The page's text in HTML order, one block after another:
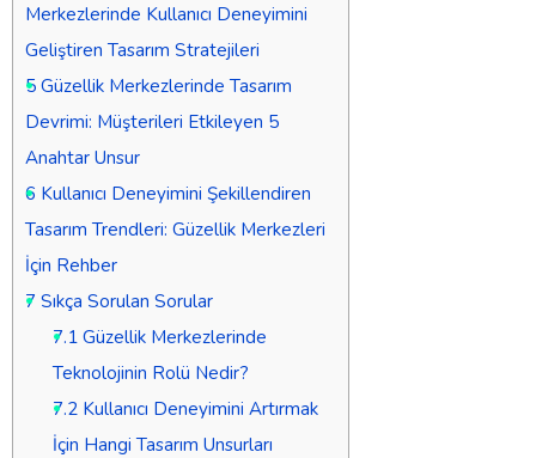
Merkezlerinde Kullanıcı Deneyimini
Geliştiren Tasarım Stratejileri
5 Güzellik Merkezlerinde Tasarım
Devrimi: Müşterileri Etkileyen 5
Anahtar Unsur
6 Kullanıcı Deneyimini Şekillendiren
Tasarım Trendleri: Güzellik Merkezleri
İçin Rehber
7 Sıkça Sorulan Sorular
7.1Güzellik Merkezlerinde
Teknolojinin Rolü Nedir?
7.2Kullanıcı Deneyimini Artırmak
İçin Hangi Tasarım Unsurları